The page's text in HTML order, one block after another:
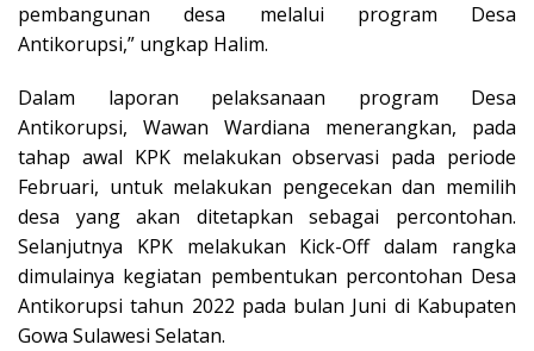
pembangunan desa melalui program Desa
Antikorupsi,” ungkap Halim.
Dalam laporan pelaksanaan program Desa
Antikorupsi, Wawan Wardiana menerangkan, pada
tahap awal KPK melakukan observasi pada periode
Februari, untuk melakukan pengecekan dan memilih
desa yang akan ditetapkan sebagai percontohan.
Selanjutnya KPK melakukan Kick-Off dalam rangka
dimulainya kegiatan pembentukan percontohan Desa
Antikorupsi tahun 2022 pada bulan Juni di Kabupaten
Gowa Sulawesi Selatan.